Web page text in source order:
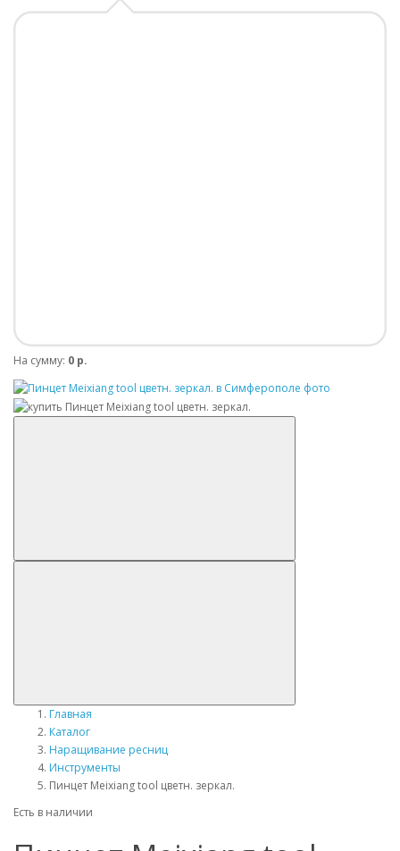
На сумму: 0 р.
Главная
Каталог
Наращивание ресниц
Инструменты
Пинцет Meixiang tool цветн. зеркал.
Есть в наличии